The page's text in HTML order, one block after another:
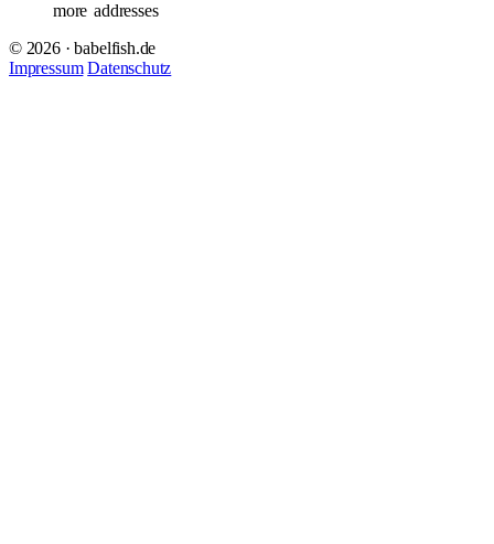
more addresses
© 2026 · babelfish.de
Impressum Datenschutz